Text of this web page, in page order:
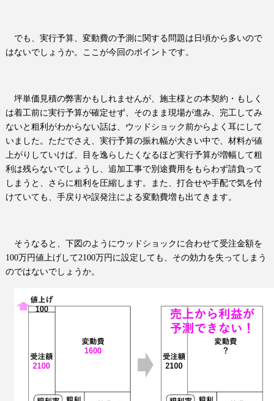
でも、実行予算、変動費の予測に関する問題は日頃から多いので
はないでしょうか。
ここが今回のポイントです。
坪単価見積の弊害かもしれませんが、施主様との本契約・もしく
は着工前に実行予算が確定せず、そのまま現場が進み、完工してみ
ないと粗利がわからない話は、ウッドショック前からよく耳にして
いました。ただでさえ、実行予算の振れ幅が大きい中で、材料が値
上がりしていけば、目を逸らしたくなるほど実行予算が増幅して粗
利は残らないでしょうし、追加工事で別途費用をもらわず請負って
しまうと、さらに粗利を圧縮します。また、打合せや手配で気を付
けていても、手戻りや誤発注による変動費増も出てきます。
そうなると、下図のようにウッドショックに合わせて受注金額を
100万円値上げして2100万円に設定しても、その効力を失ってしまう
のではないでしょうか。